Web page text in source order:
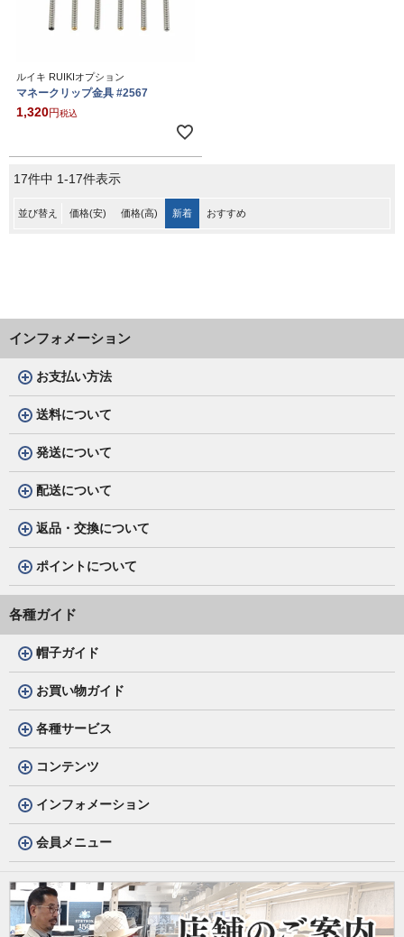
ルイキ RUIKIオプション
マネークリップ金具 #2567
1,320 税込
並び替え 価格(安) 価格(高) 新着 おすすめ
17件中 1-17件表示
インフォメーション
お支払い方法
送料について
発送について
配送について
返品・交換について
ポイントについて
各種ガイド
帽子ガイド
お買い物ガイド
各種サービス
コンテンツ
インフォメーション
会員メニュー